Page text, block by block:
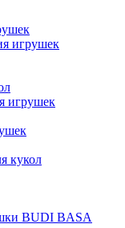
игрушек
игрушек
кукол
BUDI BASA